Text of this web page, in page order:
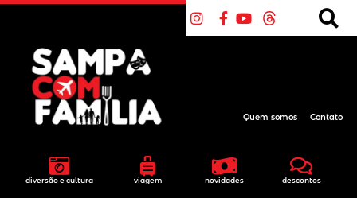
diversão e cultura viagem novidades descontos
Quem somos Contato